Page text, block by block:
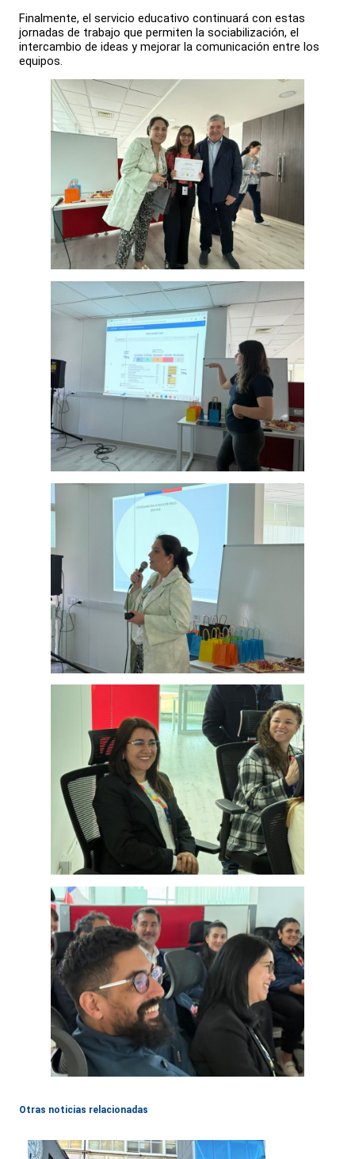
Finalmente, el servicio educativo continuará con estas
jornadas de trabajo que permiten la sociabilización, el
intercambio de ideas y mejorar la comunicación entre los
equipos.
Otras noticias relacionadas